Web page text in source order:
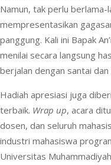
Namun, tak perlu berlama-
mempresentasikan
panggung. Kali ini Bapak
menilai secara langsung
berjalan dengan santai
Hadiah apresiasi juga
terbaik. Wrap up, acara
dosen, dan seluruh
industri mahasiswa
Universitas